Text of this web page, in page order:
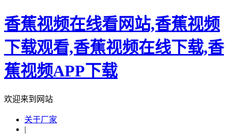
香蕉视频在线看网站,香蕉视频
下载观看,香蕉视频在线下载,香
蕉视频APP下载
欢迎来到网站
关于厂家
|